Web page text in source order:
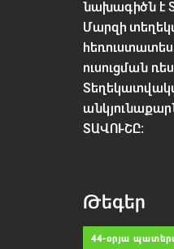
նախագիծն է
Մարզի
ուսուցման
ՏԱՎՈՒՇԸ:
Թեգեր
44-օրյա